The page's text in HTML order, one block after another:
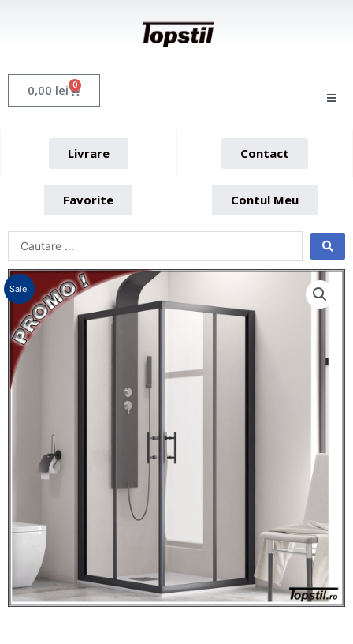
0,00 lei 0 Cart
Livrare Contact
Favorite Contul Meu
Sale!